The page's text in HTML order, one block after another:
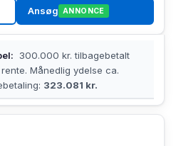
Ansøg ANNONCE
300.000 kr. tilbagebetalt
Månedlig ydelse ca.
323.081 kr.